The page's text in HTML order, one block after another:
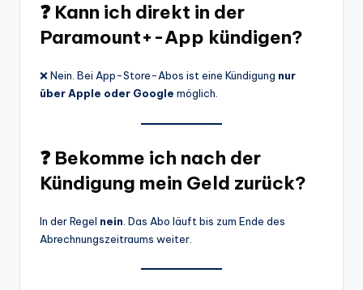
❓ Kann ich direkt in der
Paramount+-App kündigen?
❌ Nein. Bei App-Store-Abos ist eine Kündigung nur
über Apple oder Google möglich.
❓ Bekomme ich nach der
Kündigung mein Geld zurück?
In der Regel nein . Das Abo läuft bis zum Ende des
Abrechnungszeitraums weiter.